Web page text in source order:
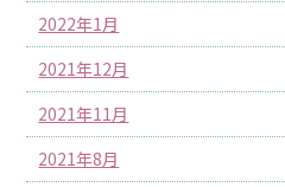
2022年1月
2021年12月
2021年11月
2021年8月